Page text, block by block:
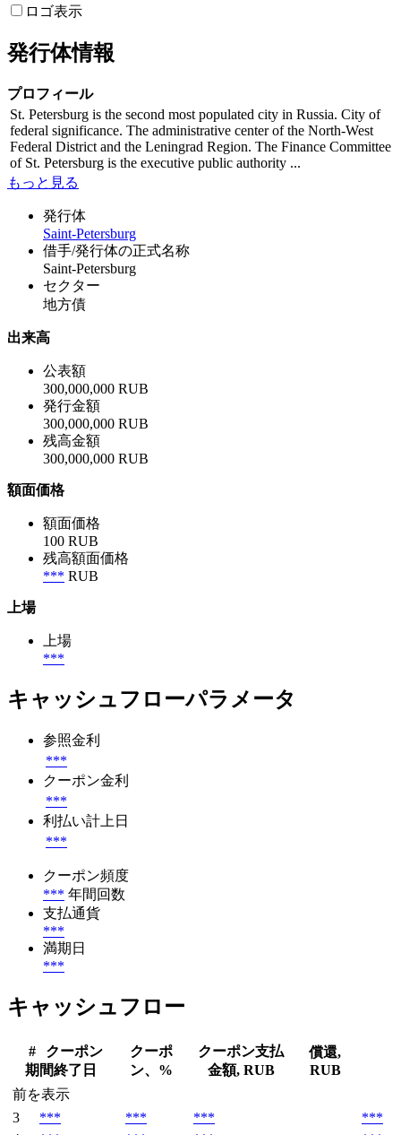
ロゴ表示
発行体情報
プロフィール
St. Petersburg is the second most populated city in Russia. City of
federal significance. The administrative center of the North-West
Federal District and the Leningrad Region. The Finance Committee
of St. Petersburg is the executive public authority ...
もっと見る
発行体
Saint-Petersburg
借手/発行体の正式名称
Saint-Petersburg
セクター
地方債
出来高
公表額
300,000,000 RUB
発行金額
300,000,000 RUB
残高金額
300,000,000 RUB
額面価格
額面価格
100 RUB
残高額面価格
*** RUB
上場
上場
***
キャッシュフローパラメータ
参照金利
***
クーポン金利
***
利払い計上日
***
クーポン頻度
*** 年間回数
支払通貨
***
満期日
***
キャッシュフロー
#
クーポン
期間終了日
クーポ
ン、%
クーポン支払
金額, RUB
償還,
RUB
前を表示
3
*** *** ***
***